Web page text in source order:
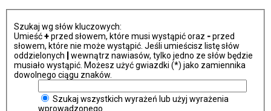
Szukaj wg słów kluczowych:
Umieść+przed słowem, które musi wystąpić oraz -przed
słowem, które nie może wystąpić. Jeśli umieścisz listę słów
oddzielonych
wewnątrz nawiasów, tylko jedno ze słów będzie
musiało wystąpić. Możesz użyć gwiazdki (*) jako zamiennika
dowolnego ciągu znaków.
Szukaj wszystkich wyrażeń lub użyj wyrażenia
wprowadzonego